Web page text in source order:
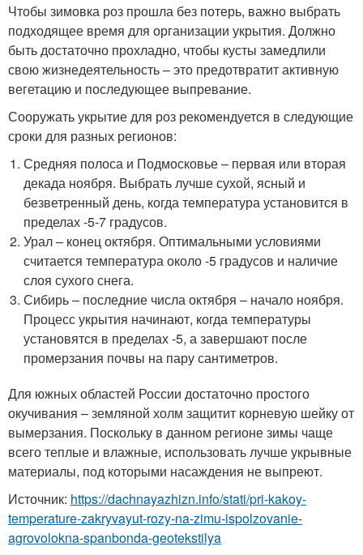
Чтобы зимовка роз прошла без потерь, важно выбрать
подходящее время для организации укрытия. Должно
быть достаточно прохладно, чтобы кусты замедлили
свою жизнедеятельность – это предотвратит активную
вегетацию и последующее выпревание.
Сооружать укрытие для роз рекомендуется в следующие
сроки для разных регионов:
Средняя полоса и Подмосковье – первая или вторая
декада ноября. Выбрать лучше сухой, ясный и
безветренный день, когда температура установится в
пределах -5-7 градусов.
Урал – конец октября. Оптимальными условиями
считается температура около -5 градусов и наличие
слоя сухого снега.
Сибирь – последние числа октября – начало ноября.
Процесс укрытия начинают, когда температуры
установятся в пределах -5, а завершают после
промерзания почвы на пару сантиметров.
Для южных областей России достаточно простого
окучивания – земляной холм защитит корневую шейку от
вымерзания. Поскольку в данном регионе зимы чаще
всего теплые и влажные, использовать лучше укрывные
материалы, под которыми насаждения не выпреют.
Источник: https://dachnayazhizn.info/stati/pri-kakoy-
temperature-zakryvayut-rozy-na-zimu-ispolzovanie-
agrovolokna-spanbonda-geotekstilya